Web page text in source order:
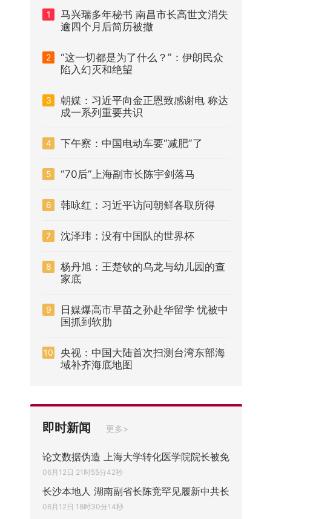
1
马兴瑞多年秘书 南昌市长高世文消失
逾四个月后简历被撤
2
“这一切都是为了什么？”：伊朗民众
陷入幻灭和绝望
3
朝媒：习近平向金正恩致感谢电 称达
成一系列重要共识
4 下午察：中国电动车要“减肥”了
5 “70后”上海副市长陈宇剑落马
6 韩咏红：习近平访问朝鲜各取所得
7 沈泽玮：没有中国队的世界杯
8
杨丹旭：王楚钦的乌龙与幼儿园的查
家底
9
日媒爆高市早苗之孙赴华留学 忧被中
国抓到软肋
10
央视：中国大陆首次扫测台湾东部海
域补齐海底地图
即时新闻 更多>
论文数据伪造 上海大学转化医学院院长被免
06月12日 21时55分42秒
长沙本地人 湖南副省长陈竞罕见履新中共长
06月12日 18时30分14秒